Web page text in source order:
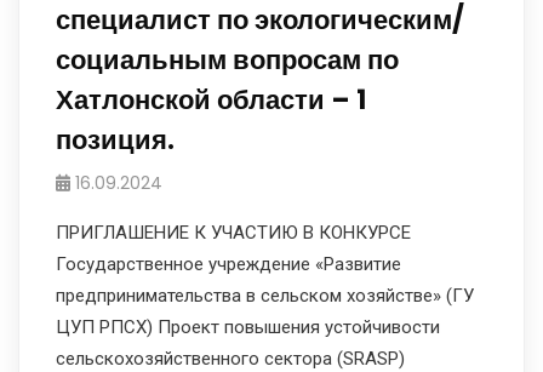
специалист по экологическим/
социальным вопросам по
Хатлонской области – 1
позиция.
16.09.2024
ПРИГЛАШЕНИЕ К УЧАСТИЮ В КОНКУРСЕ
Государственное учреждение «Развитие
предпринимательства в сельском хозяйстве» (ГУ
ЦУП РПСХ) Проект повышения устойчивости
сельскохозяйственного сектора (SRASP)